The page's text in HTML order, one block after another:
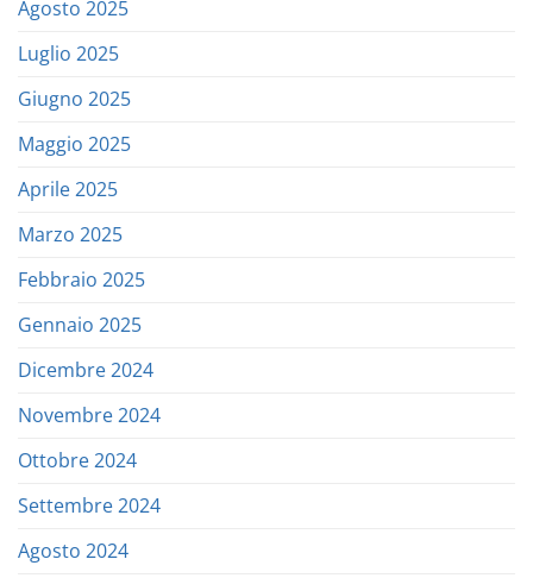
Agosto 2025
Luglio 2025
Giugno 2025
Maggio 2025
Aprile 2025
Marzo 2025
Febbraio 2025
Gennaio 2025
Dicembre 2024
Novembre 2024
Ottobre 2024
Settembre 2024
Agosto 2024